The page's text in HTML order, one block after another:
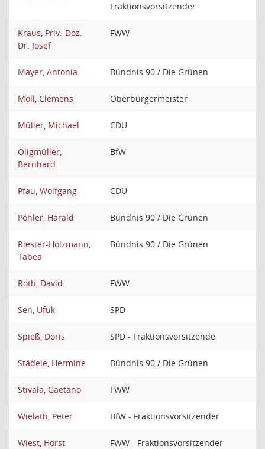
Fraktionsvorsitzender
Kraus, Priv.-Doz.
Dr. Josef
FWW
Mayer, Antonia Bündnis 90 / Die Grünen
Moll, Clemens Oberbürgermeister
Müller, Michael CDU
Oligmüller,
Bernhard
BfW
Pfau, Wolfgang CDU
Pöhler, Harald Bündnis 90 / Die Grünen
Riester-Holzmann,
Tabea
Bündnis 90 / Die Grünen
Roth, David FWW
Sen, Ufuk SPD
Spieß, Doris SPD - Fraktionsvorsitzende
Städele, Hermine Bündnis 90 / Die Grünen
Stivala, Gaetano FWW
Wielath, Peter BfW - Fraktionsvorsitzender
Wiest, Horst FWW - Fraktionsvorsitzender